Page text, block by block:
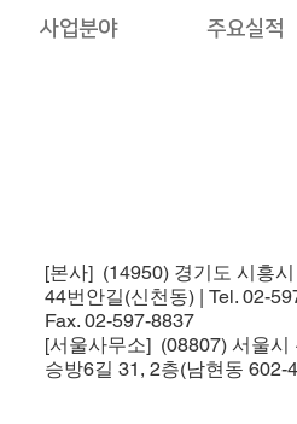
사업분야 주요실적
[본사] (14950) 경기도 시흥
44번안길(신천동) | Tel. 02-
Fax. 02-597-8837
[서울사무소] (08807) 서울시
승방6길 31, 2층(남현동 602-